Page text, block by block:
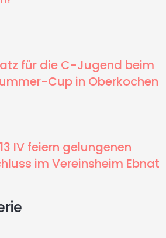
für die C-Jugend beim
Cup in Oberkochen
IV feiern gelungenen
im Vereinsheim Ebnat